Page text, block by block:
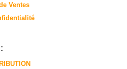
Ventes